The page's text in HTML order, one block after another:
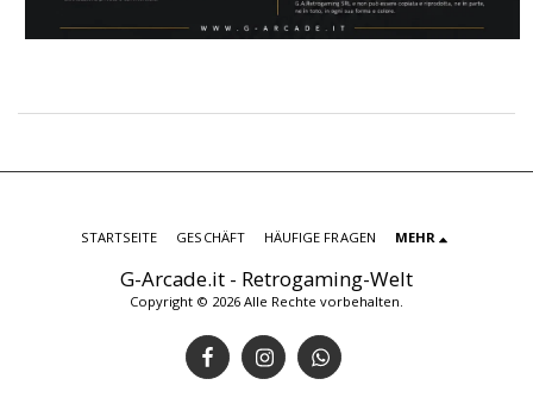
G-Arcade.it - Retrogaming-Welt
Copyright © 2026 Alle Rechte vorbehalten.
STARTSEITE GESCHÄFT HÄUFIGE FRAGEN MEHR